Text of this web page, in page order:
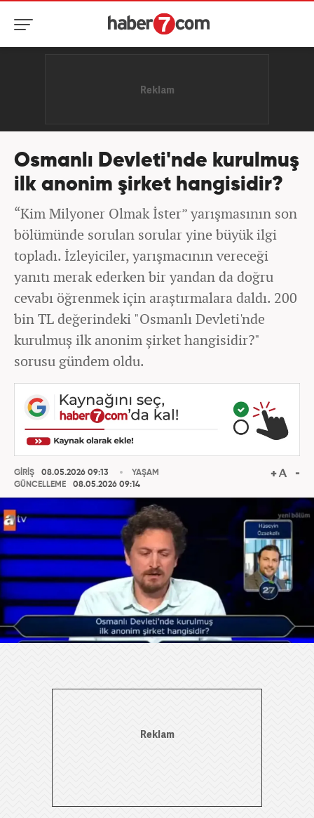
Osmanlı Devleti'nde kurulmuş
ilk anonim şirket hangisidir?
“Kim Milyoner Olmak İster” yarışmasının son
bölümünde sorulan sorular yine büyük ilgi
topladı. İzleyiciler, yarışmacının vereceği
yanıtı merak ederken bir yandan da doğru
cevabı öğrenmek için araştırmalara daldı. 200
bin TL değerindeki "Osmanlı Devleti'nde
kurulmuş ilk anonim şirket hangisidir?"
sorusu gündem oldu.
GİRİŞ
08.05.2026 09:13
GÜNCELLEME
08.05.2026 09:14
YAŞAM